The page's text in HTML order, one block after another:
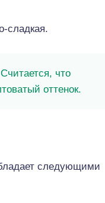
сладкая.
что
оттенок.
следующими